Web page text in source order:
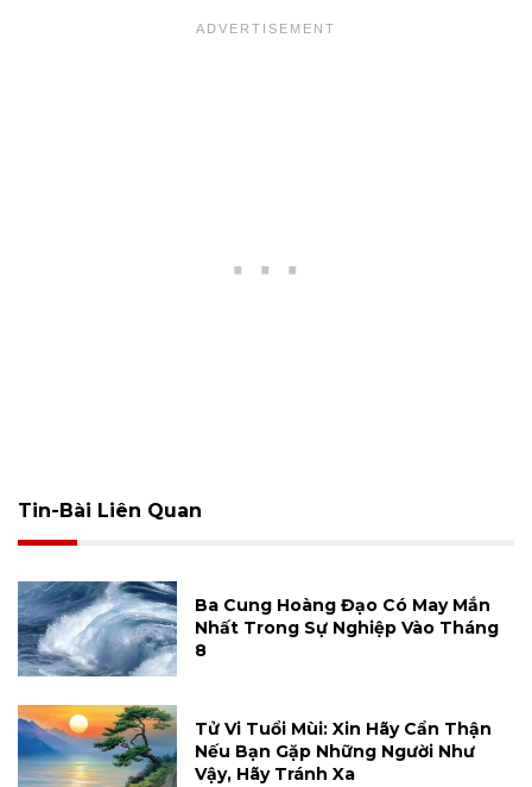
Tin-Bài Liên Quan
Ba Cung Hoàng Đạo Có May Mắn
Nhất Trong Sự Nghiệp Vào Tháng
8
Tử Vi Tuổi Mùi: Xin Hãy Cẩn Thận
Nếu Bạn Gặp Những Người Như
Vậy, Hãy Tránh Xa